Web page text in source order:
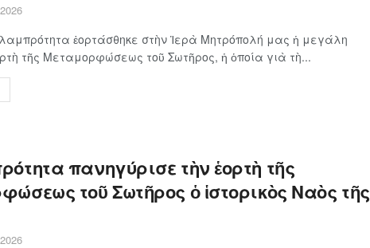
λαμπρότητα ἑορτάσθηκε στὴν Ἱερὰ Μητρόπολή μας ἡ μεγάλη
τῆς Μεταμορφώσεως τοῦ Σωτῆρος, ἡ ὁποία γιὰ τὴ...
πανηγύρισε τὴν ἑορτὴ τῆς
τοῦ Σωτῆρος ὁ ἱστορικὸς Ναὸς τῆς